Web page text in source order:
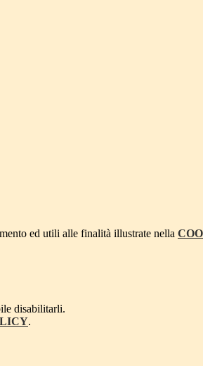
ed utili alle finalità illustrate nella
disabilitarli.
.